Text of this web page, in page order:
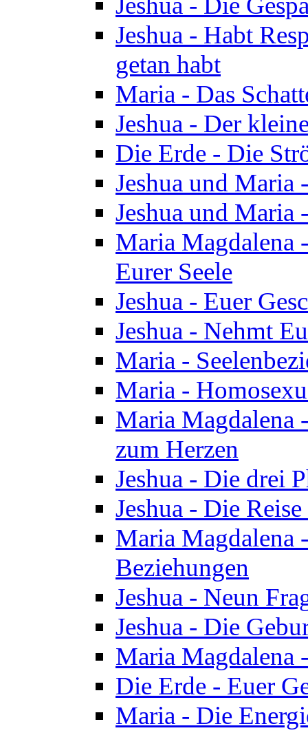
Jeshua - Habt
getan habt
Maria - Das
Jeshua - Der
Die Erde - Die
Jeshua und Maria
Jeshua und Maria
Maria Magdalena
Eurer Seele
Jeshua - Euer
Jeshua - Nehmt
Maria -
Maria -
Maria Magdalena
zum Herzen
Jeshua - Die drei
Jeshua - Die
Maria Magdalena
Beziehungen
Jeshua - Neun
Jeshua - Die
Maria Magdalena
Die Erde - Euer
Maria - Die